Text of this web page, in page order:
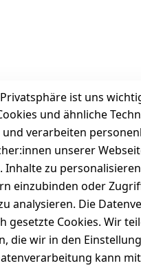
ist uns
und ähnliche
verarbeiten
unserer
Inhalte zu
einzubinden oder
analysieren. Die
gesetzte Cookies. Wir
die wir in den
kann mit
uns
Registrieren
zum
Wir
versenden
mit